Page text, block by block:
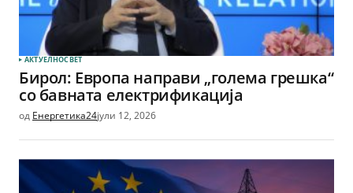
АКТУЕЛНОСВЕТ
Бирол: Европа направи „голема грешка“
со бавната електрификација
од Енергетика24јули 12, 2026